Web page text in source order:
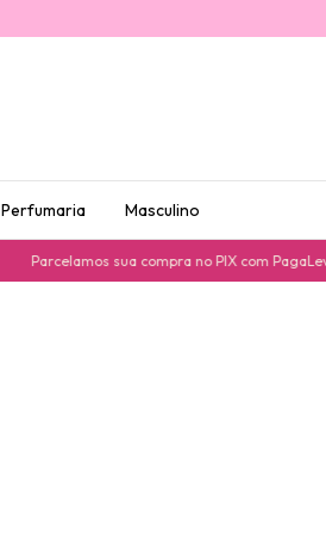
Perfumaria Masculino
Parcelamos sua compra no PIX com PagaLeve